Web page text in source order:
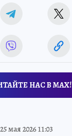
НАС В МАХ!
25 мая 2026 11:03